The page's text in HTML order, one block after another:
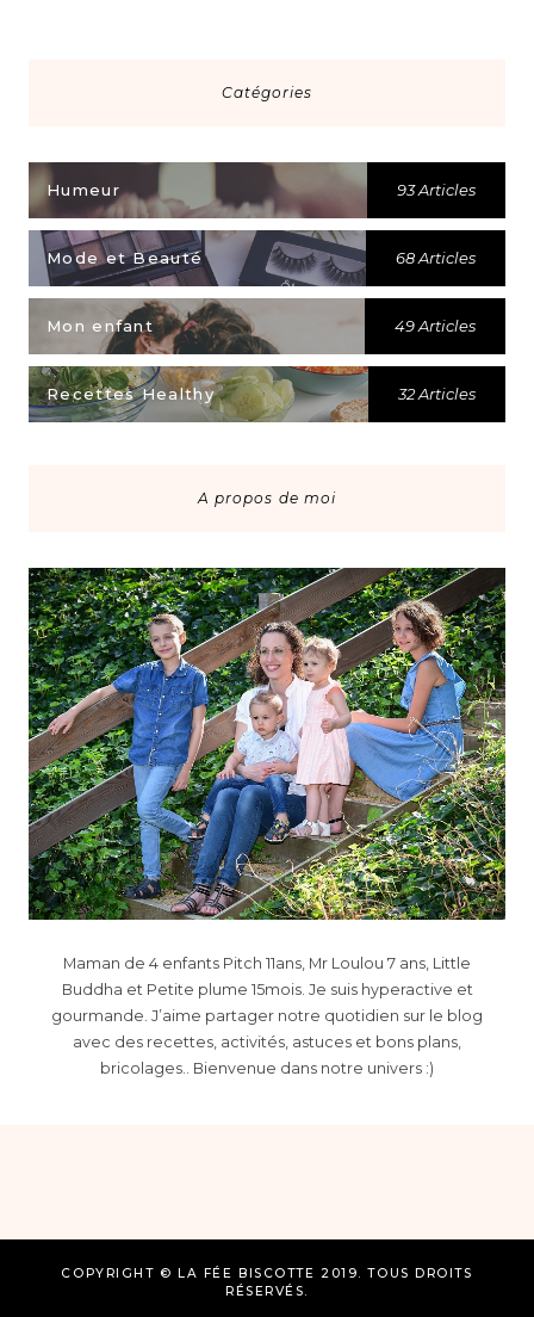
Catégories
Humeur 93 Articles
Mode et Beauté 68 Articles
Mon enfant 49 Articles
Recettes Healthy 32 Articles
A propos de moi
Maman de 4 enfants Pitch 11ans, Mr Loulou 7 ans, Little
Buddha et Petite plume 15mois. Je suis hyperactive et
gourmande. J’aime partager notre quotidien sur le blog
avec des recettes, activités, astuces et bons plans,
bricolages.. Bienvenue dans notre univers :)
COPYRIGHT © LA FÉE BISCOTTE 2019. TOUS DROITS
RÉSERVÉS.